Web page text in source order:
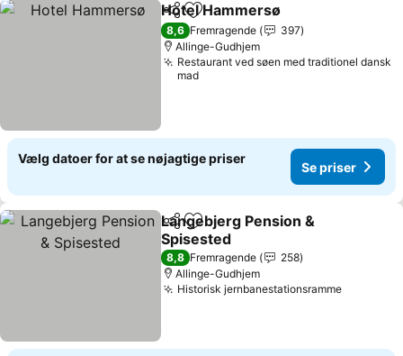
Del Føj til favoritter
Hotel Hammersø
8,6 Fremragende
397
Allinge-Gudhjem
Restaurant ved søen med traditionel dansk
mad
Vælg datoer for at se nøjagtige priser
Se priser
Del Føj til favoritter
Langebjerg Pension &
Spisested
Se priser
8,8 Fremragende
258
Allinge-Gudhjem
Historisk jernbanestationsrammeSe priser